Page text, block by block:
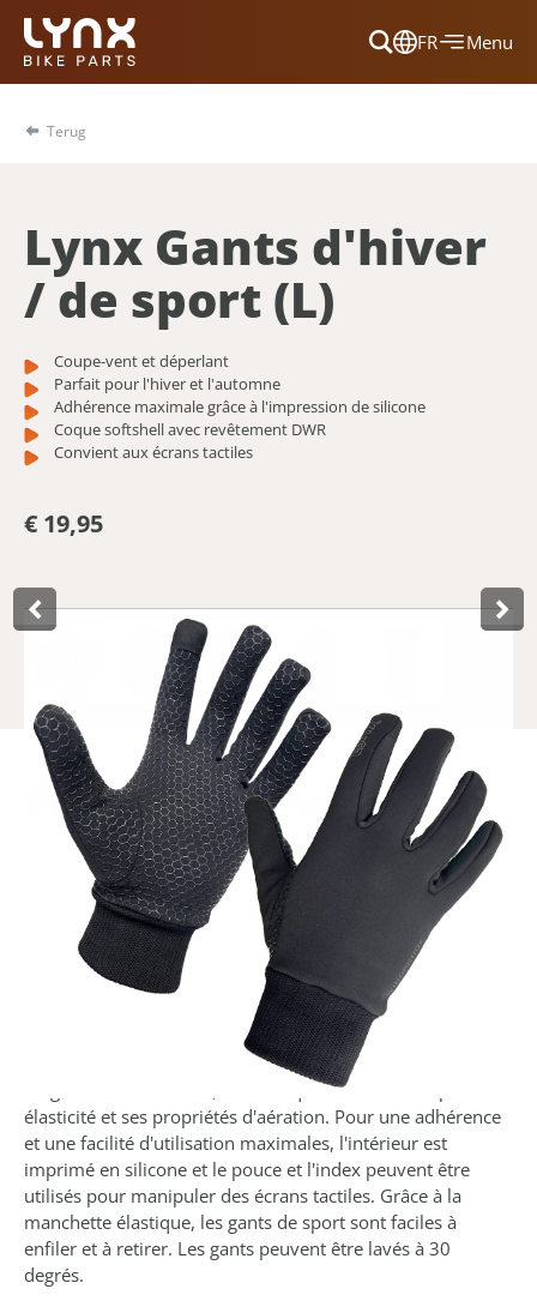
FR
Dansk
Nederlands
Menu
Terug
Lynx Gants d'hiver
/ de sport (L)
Coupe-vent et déperlant
Parfait pour l'hiver et l'automne
Adhérence maximale grâce à l'impression de silicone
Coque softshell avec revêtement DWR
Convient aux écrans tactiles
€ 19,95
Product­omschrijving
Les gants de sport Lynx en taille L sont parfaits pour être
portés par temps plus frais et par des températures plus
froides. Les matériaux utilisés garantissent que vos mains
restent au chaud, car les gants sont coupe-vent et
déperlants. Pour le dos des gants, nous avons choisi le
tissu souple softshell, qui est traité avec un revêtement
DWR (durable water repellent). Le softshell est coupe-vent,
respirant et déperlant et est donc idéal pour l'automne et
l'hiver en raison de ses propriétés réchauffantes. L'intérieur
du gant est en Roubaix, un tissu qui se caractérise par son
élasticité et ses propriétés d'aération. Pour une adhérence
et une facilité d'utilisation maximales, l'intérieur est
imprimé en silicone et le pouce et l'index peuvent être
utilisés pour manipuler des écrans tactiles. Grâce à la
manchette élastique, les gants de sport sont faciles à
enfiler et à retirer. Les gants peuvent être lavés à 30
degrés.